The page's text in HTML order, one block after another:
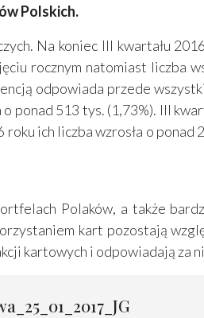
Polskich.
Na koniec III kwartału
rocznym natomiast liczba
odpowiada przede
ponad 513 tys. (1,73%). III
ich liczba wzrosła o
Polaków, a także
kart pozostają
kartowych i odpowiadają za